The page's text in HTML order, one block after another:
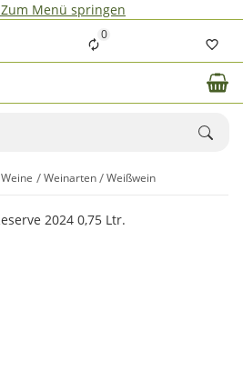
Zum Menü springen
0
Weine Weinarten Weißwein